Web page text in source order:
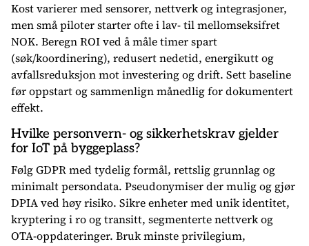
Kost varierer med sensorer, nettverk og integrasjoner,
men små piloter starter ofte i lav- til mellomseksifret
NOK. Beregn ROI ved å måle timer spart
(søk/koordinering), redusert nedetid, energikutt og
avfallsreduksjon mot investering og drift. Sett baseline
før oppstart og sammenlign månedlig for dokumentert
effekt.
Hvilke personvern- og sikkerhetskrav gjelder
for IoT på byggeplass?
Følg GDPR med tydelig formål, rettslig grunnlag og
minimalt persondata. Pseudonymiser der mulig og gjør
DPIA ved høy risiko. Sikre enheter med unik identitet,
kryptering i ro og transitt, segmenterte nettverk og
OTA-oppdateringer. Bruk minste privilegium,